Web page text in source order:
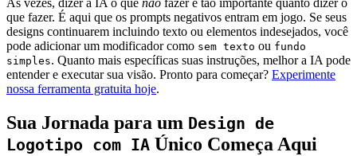
Às vezes, dizer à IA o que não fazer é tão importante quanto dizer o
que fazer. É aqui que os prompts negativos entram em jogo. Se seus
designs continuarem incluindo texto ou elementos indesejados, você
pode adicionar um modificador como sem texto ou fundo
simples. Quanto mais específicas suas instruções, melhor a IA pode
entender e executar sua visão. Pronto para começar? Experimente
nossa ferramenta gratuita hoje.
Sua Jornada para um Design de
Logotipo com IA Único Começa Aqui